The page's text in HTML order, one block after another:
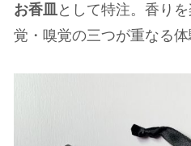
お香皿として特注。香り
覚・嗅覚の三つが重なる体